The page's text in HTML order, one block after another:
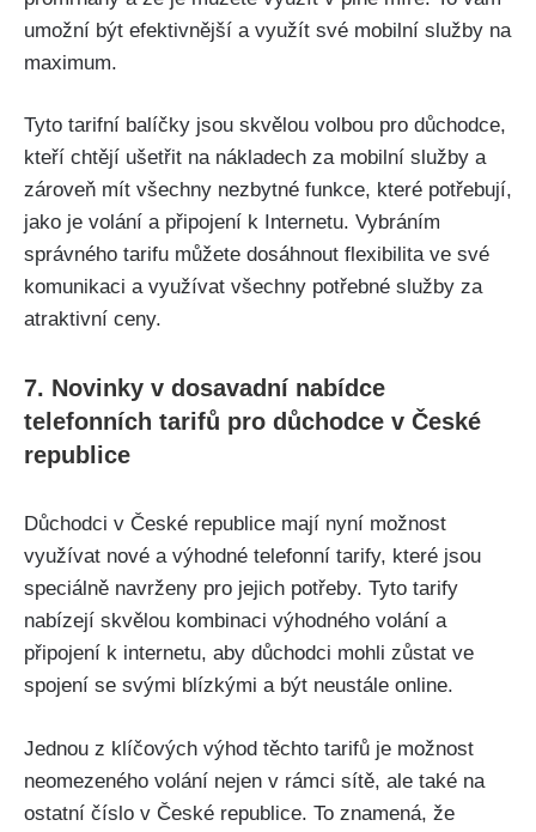
umožní být efektivnější a využít své mobilní služby na
maximum.
Tyto tarifní balíčky jsou skvělou volbou pro důchodce,
kteří chtějí ušetřit na nákladech za mobilní služby a
zároveň mít všechny nezbytné funkce, které potřebují,
jako je volání a připojení k Internetu. Vybráním
správného tarifu můžete dosáhnout flexibilita ve své
komunikaci a využívat všechny potřebné služby za
atraktivní ceny.
7. Novinky v dosavadní nabídce
telefonních tarifů pro důchodce v České
republice
Důchodci v České republice mají nyní možnost
využívat nové a výhodné telefonní tarify, které jsou
speciálně navrženy pro jejich potřeby. Tyto tarify
nabízejí skvělou kombinaci výhodného volání a
připojení k internetu, aby důchodci mohli zůstat ve
spojení se svými blízkými a být neustále online.
Jednou z klíčových výhod těchto tarifů je možnost
neomezeného volání nejen v rámci sítě, ale také na
ostatní číslo v České republice. To znamená, že